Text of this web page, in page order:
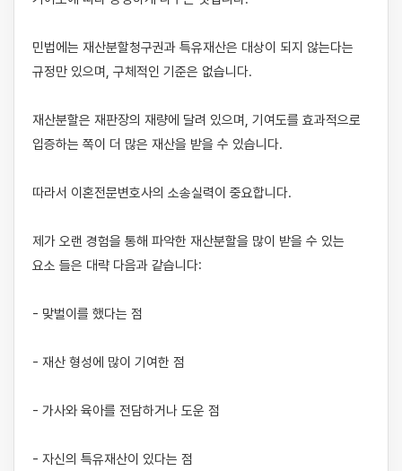
민법에는 재산분할청구권과 특유재산은 대상이 되지 않는다는
규정만 있으며, 구체적인 기준은 없습니다.
재산분할은 재판장의 재량에 달려 있으며, 기여도를 효과적으로
입증하는 쪽이 더 많은 재산을 받을 수 있습니다.
​따라서 이혼전문변호사의 소송실력이 중요합니다.
제가 오랜 경험을 통해 파악한 재산분할을 많이 받을 수 있는
요소 들은 대략 다음과 같습니다:​
- 맞벌이를 했다는 점
- 재산 형성에 많이 기여한 점
- 가사와 육아를 전담하거나 도운 점
- 자신의 특유재산이 있다는 점